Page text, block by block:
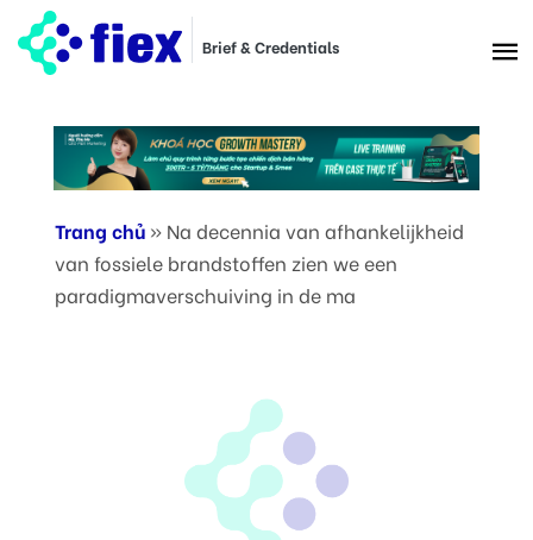
Brief & Credentials
Trang chủ » Na decennia van afhankelijkheid
van fossiele brandstoffen zien we een
paradigmaverschuiving in de ma